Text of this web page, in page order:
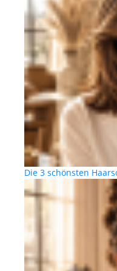
Die 3 schönsten